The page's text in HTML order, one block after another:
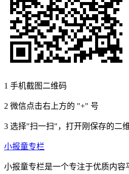
1 手机截图二维码
2 微信点击右上方的 "+" 号
3 选择"扫一扫"，打开刚保存的二
小报童专栏
小报童专栏是一个专注于优质内容